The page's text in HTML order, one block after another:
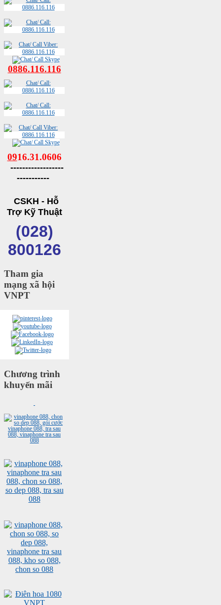
0886.116.116
0916.31.0606
------------------
-----------
CSKH - Hỗ
Trợ Kỹ Thuật
(028)
800126
Tham gia
mạng xã hội
VNPT
Chương trình
khuyến mãi